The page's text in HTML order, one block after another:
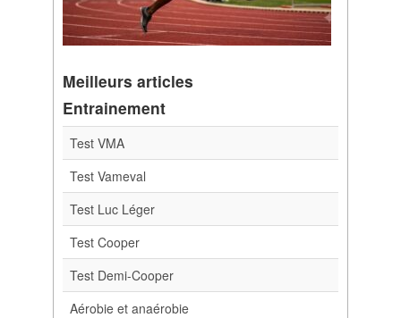
Meilleurs articles
Entrainement
Test VMA
Test Vameval
Test Luc Léger
Test Cooper
Test Demi-Cooper
Aérobie et anaérobie